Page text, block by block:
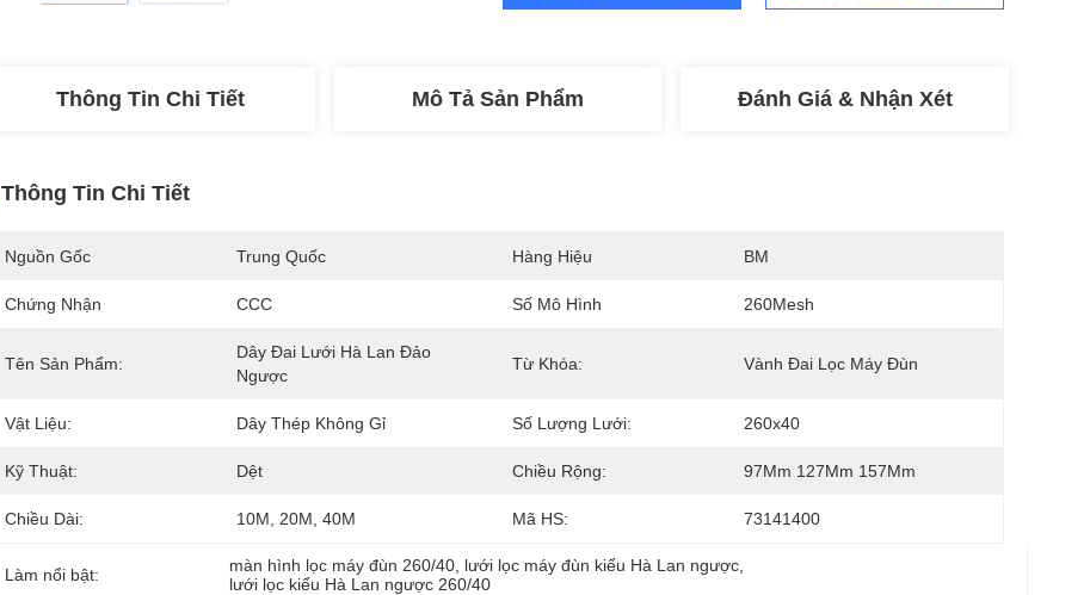
Thông Tin Chi Tiết Mô Tả Sản Phẩm Đánh Giá & Nhận Xét
Thông Tin Chi Tiết
Nguồn Gốc Trung Quốc Hàng Hiệu BM
Chứng Nhận CCC Số Mô Hình 260Mesh
Tên Sản Phẩm:
Dây Đai Lưới Hà Lan Đảo
Ngược
Từ Khóa: Vành Đai Lọc Máy Đùn
Vật Liệu: Dây Thép Không Gỉ Số Lượng Lưới: 260x40
Kỹ Thuật: Dệt Chiều Rộng: 97Mm 127Mm 157Mm
Chiều Dài: 10M, 20M, 40M Mã HS: 73141400
Làm nổi bật: màn hình lọc máy đùn 260/40 lưới lọc máy đùn kiểu Hà Lan ngược
lưới lọc kiểu Hà Lan ngược 260/40